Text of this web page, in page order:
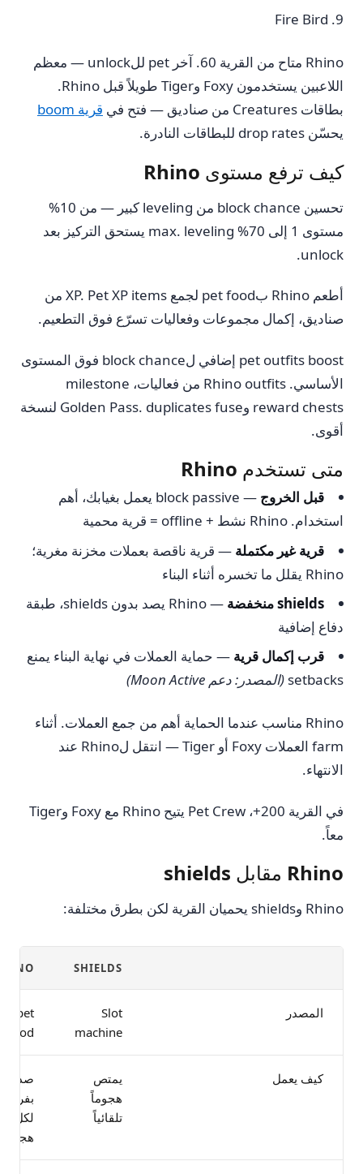
Fire Bird
Rhino متاح من القرية 60. آخر pet للunlock — معظم
اللاعبين يستخدمون Foxy وTiger طويلاً قبل Rhino.
بطاقات Creatures من صناديق — فتح في
قرية boom
يحسّن drop rates للبطاقات النادرة.
كيف ترفع مستوى Rhino
تحسين block chance من leveling كبير — من 10%
مستوى 1 إلى 70% max. leveling يستحق التركيز بعد
unlock.
أطعم Rhino بpet food لجمع XP. Pet XP items من
صناديق، إكمال مجموعات وفعاليات تسرّع فوق التطعيم.
pet outfits boost إضافي لblock chance فوق المستوى
الأساسي. Rhino outfits من فعاليات، milestone
reward chests وGolden Pass. duplicates fuse لنسخة
أقوى.
متى تستخدم Rhino
قبل الخروج
— block passive يعمل بغيابك، أهم
استخدام. Rhino نشط + offline = قرية محمية
قرية غير مكتملة — قرية ناقصة بعملات مخزنة مغرية؛
Rhino يقلل ما تخسره أثناء البناء
shields منخفضة
— Rhino يصد بدون shields، طبقة
دفاع إضافية
قرب إكمال قرية — حماية العملات في نهاية البناء يمنع
setbacks (المصدر: دعم Moon Active)
Rhino مناسب عندما الحماية أهم من جمع العملات. أثناء
farm العملات Foxy أو Tiger — انتقل لRhino عند
الانتهاء.
في القرية 200+، Pet Crew يتيح Rhino مع Foxy وTiger
معاً.
Rhino مقابل shields
Rhino وshields يحميان القرية لكن بطرق مختلفة:
SHIELDS
المصدر
Slot
machine
pet
food
كيف يعمل
يمتص
هجوماً
تلقائياً
صد
بفرصة
لكل
هجوم